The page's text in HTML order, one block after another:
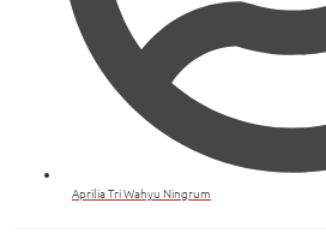
Aprilia Tri Wahyu Ningrum